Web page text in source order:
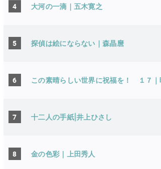
4 大河の一滴｜五木寛之
5 探偵は絵にならない｜
6 この素晴らしい世界に祝福
7 十二人の手紙|井上ひさし
8 金の色彩｜上田